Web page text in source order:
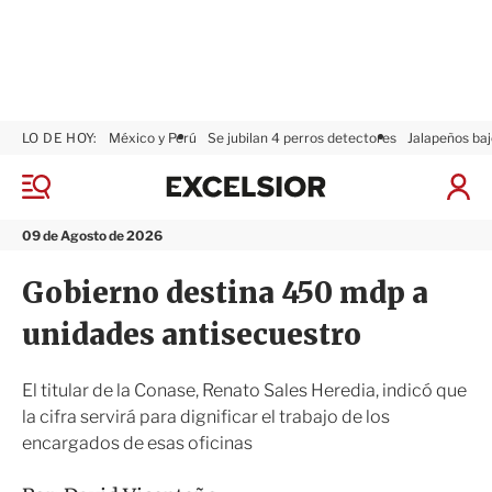
M
n
09 de Agosto de 2026
LO DE HOY: México y Perú Se jubilan 4 perros detectores Jalapeños
I
s
x
s
i
o
r
Gobierno destina 450 mdp a
unidades antisecuestro
El titular de la Conase, Renato Sales Heredia, indicó que
la cifra servirá para dignificar el trabajo de los
encargados de esas oficinas